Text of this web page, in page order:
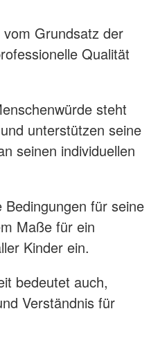
Grundsatz der
Qualität
steht
unterstützen seine
seinen individuellen
für seine
Maße für ein
Kinder ein.
bedeutet auch,
Verständnis für